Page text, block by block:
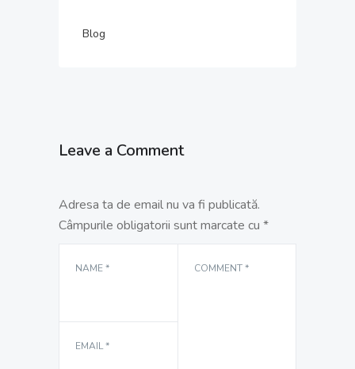
Blog
Leave a Comment
Adresa ta de email nu va fi publicată.
Câmpurile obligatorii sunt marcate cu *
COMMENT*
NAME*
EMAIL*